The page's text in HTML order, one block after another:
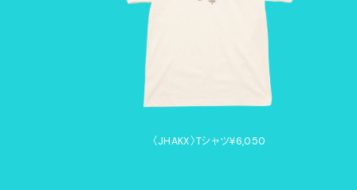
〈JHAKX〉Tシャツ¥6,050